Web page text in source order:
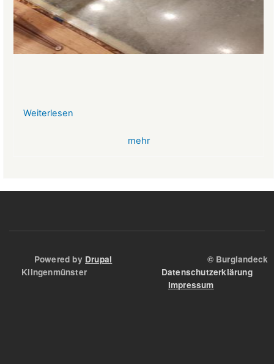
Weiterlesen
mehr
Powered by Drupal © Burglandeck
Klingenmünster Datenschutzerklärung
Impressum